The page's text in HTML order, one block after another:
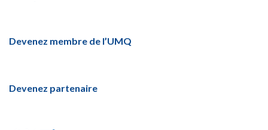
Devenez membre de l’UMQ
Devenez partenaire